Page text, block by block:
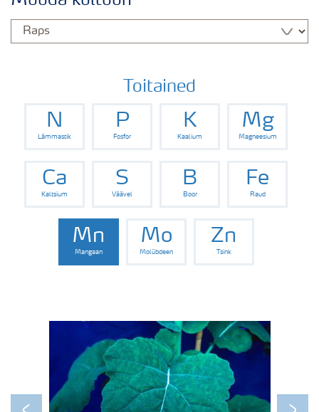
Rapsi saak
Rapsi puudushaigused
Väetamisprogrammid
Keskkonnahoid
Toitained
N
Lämmastik
P
Fosfor
K
Kaalium
Mg
Magneesium
Ca
Kaltsium
S
Väävel
B
Boor
Fe
Raud
Mn
Mangaan
Mo
Molübdeen
Zn
Tsink